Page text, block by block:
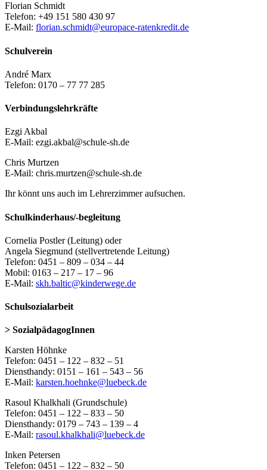
Florian Schmidt
Telefon: +49 151 580 430 97
E-Mail: florian.schmidt@europace-ratenkredit.de
Schulverein
André Marx
Telefon: 0170 – 77 77 285
Verbindungslehrkräfte
Ezgi Akbal
E-Mail: ezgi.akbal@schule-sh.de
Chris Murtzen
E-Mail: chris.murtzen@schule-sh.de
Ihr könnt uns auch im Lehrerzimmer aufsuchen.
Schulkinderhaus/-begleitung
Cornelia Postler (Leitung) oder
Angela Siegmund (stellvertretende Leitung)
Telefon: 0451 – 809 – 034 – 44
Mobil: 0163 – 217 – 17 – 96
E-Mail: skh.baltic@kinderwege.de
Schulsozialarbeit
> SozialpädagogInnen
Karsten Höhnke
Telefon: 0451 – 122 – 832 – 51
Diensthandy: 0151 – 161 – 543 – 56
E-Mail: karsten.hoehnke@luebeck.de
Rasoul Khalkhali (Grundschule)
Telefon: 0451 – 122 – 833 – 50
Diensthandy: 0179 – 743 – 139 – 4
E-Mail: rasoul.khalkhali@luebeck.de
Inken Petersen
Telefon: 0451 – 122 – 832 – 50